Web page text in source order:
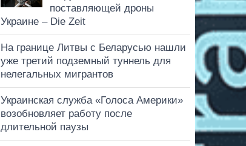
поставляющей дроны
Украине – Die Zeit
На границе Литвы с Беларусью нашли
уже третий подземный туннель для
нелегальных мигрантов
Украинская служба «Голоса Америки»
возобновляет работу после
длительной паузы